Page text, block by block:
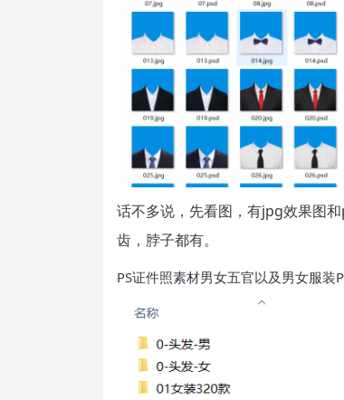
话不多说，先看图，有jpg效果图
齿，脖子都有。
PS证件照素材男女五官以及男女服装